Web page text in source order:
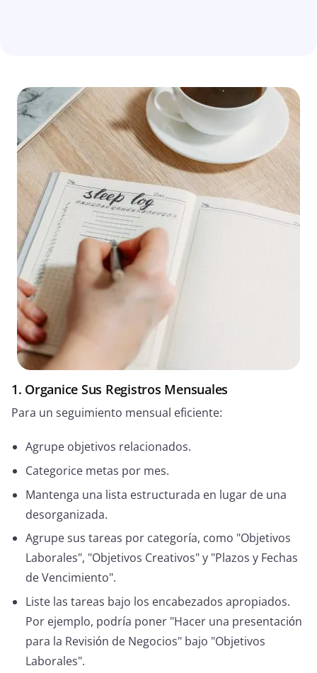
1. Organice Sus Registros Mensuales
Para un seguimiento mensual eficiente:
Agrupe objetivos relacionados.
Categorice metas por mes.
Mantenga una lista estructurada en lugar de una
desorganizada.
Agrupe sus tareas por categoría, como "Objetivos
Laborales", "Objetivos Creativos" y "Plazos y Fechas
de Vencimiento".
Liste las tareas bajo los encabezados apropiados.
Por ejemplo, podría poner "Hacer una presentación
para la Revisión de Negocios" bajo "Objetivos
Laborales".